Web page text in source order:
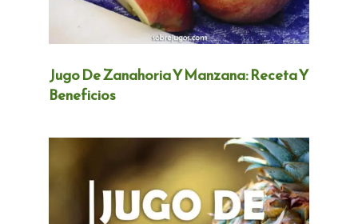
Jugo De Zanahoria Y Manzana: Receta Y
Beneficios